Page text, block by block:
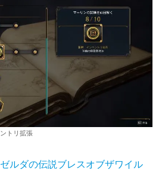
トリ拡張
ルダの伝説ブレスオブザワイル